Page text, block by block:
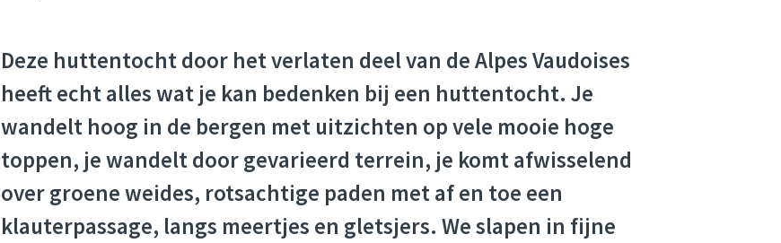
Deze huttentocht door het verlaten deel van de Alpes Vaudoises
heeft echt alles wat je kan bedenken bij een huttentocht. Je
wandelt hoog in de bergen met uitzichten op vele mooie hoge
toppen, je wandelt door gevarieerd terrein, je komt afwisselend
over groene weides, rotsachtige paden met af en toe een
klauterpassage, langs meertjes en gletsjers. We slapen in fijne